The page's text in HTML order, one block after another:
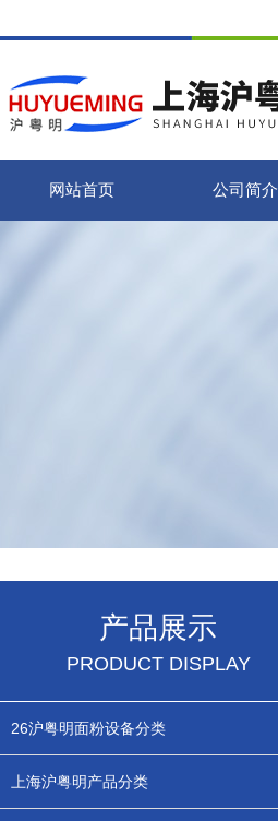
网站首页 公司简介
产品展示
PRODUCT DISPLAY
26沪粤明面粉设备分类
上海沪粤明产品分类